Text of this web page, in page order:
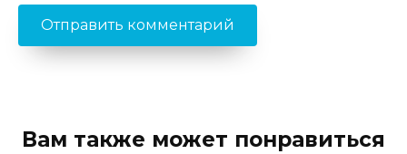
Вам также может понравиться